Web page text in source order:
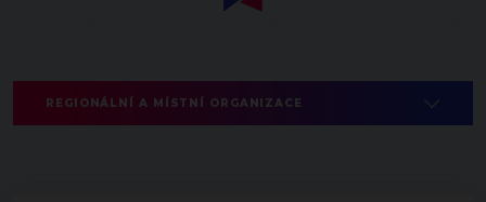
REGIONÁLNÍ A MÍSTNÍ ORGANIZACE